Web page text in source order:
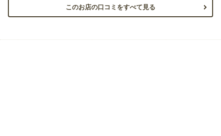
このお店の口コミをすべて見る